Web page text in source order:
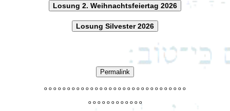
Losung 2. Weihnachtsfeiertag 2026
Losung Silvester 2026
Permalink
o o o o o o o o o o o o o o o o o o o o o o o o o o o o o o o
o o o o o o o o o o o o